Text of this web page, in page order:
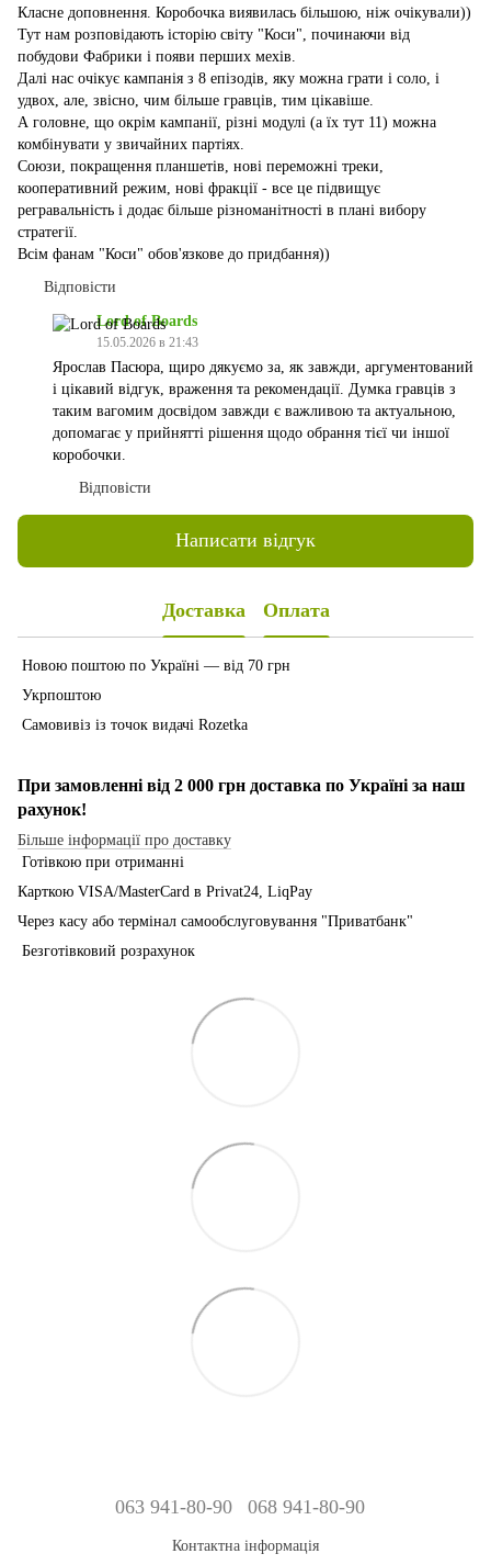
Класне доповнення. Коробочка виявилась більшою, ніж очікували))
Тут нам розповідають історію світу "Коси", починаючи від
побудови Фабрики і появи перших мехів.
Далі нас очікує кампанія з 8 епізодів, яку можна грати і соло, і
удвох, але, звісно, чим більше гравців, тим цікавіше.
А головне, що окрім кампанії, різні модулі (а їх тут 11) можна
комбінувати у звичайних партіях.
Союзи, покращення планшетів, нові переможні треки,
кооперативний режим, нові фракції - все це підвищує
регравальність і додає більше різноманітності в плані вибору
стратегії.
Всім фанам "Коси" обов'язкове до придбання))
Відповісти
Lord of Boards
15.05.2026 в 21:43
Ярослав Пасюра, щиро дякуємо за, як завжди, аргументований
і цікавий відгук, враження та рекомендації. Думка гравців з
таким вагомим досвідом завжди є важливою та актуальною,
допомагає у прийнятті рішення щодо обрання тієї чи іншої
коробочки.
Відповісти
Написати відгук
Доставка Оплата
Новою поштою по Україні — від 70 грн
Укрпоштою
Самовивіз із точок видачі Rozetka
При замовленні від 2 000 грн доставка по Україні за наш
рахунок!
Більше інформації про доставку
Готівкою при отриманні
Карткою VISA/MasterCard в Рrivat24, LiqPay
Через касу або термінал самообслуговування "Приватбанк"
Безготівковий розрахунок
063 941-80-90 068 941-80-90
Контактна інформація